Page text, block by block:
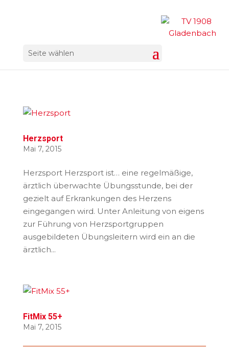
Seite wählen
Herzsport
Mai 7, 2015
Herzsport Herzsport ist… eine regelmäßige,
ärztlich überwachte Übungsstunde, bei der
gezielt auf Erkrankungen des Herzens
eingegangen wird. Unter Anleitung von eigens
zur Führung von Herzsportgruppen
ausgebildeten Übungsleitern wird ein an die
ärztlich...
FitMix 55+
Mai 7, 2015